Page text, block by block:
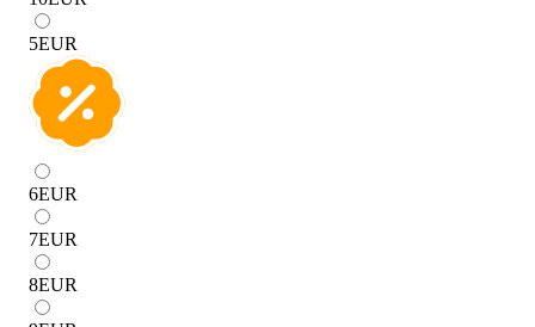
5EUR
6EUR
7EUR
8EUR